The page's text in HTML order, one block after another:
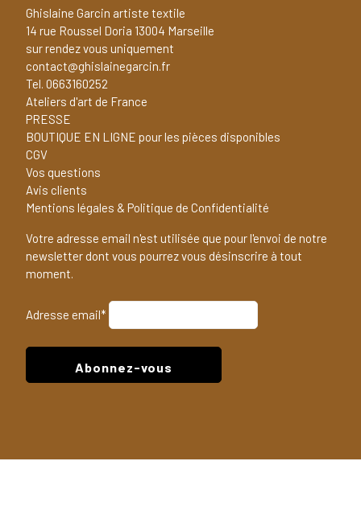
Ghislaine Garcin artiste textile
14 rue Roussel Doria 13004 Marseille
sur rendez vous uniquement
contact@ghislainegarcin.fr
Tel. 0663160252
Ateliers d'art de France
PRESSE
BOUTIQUE EN LIGNE pour les pièces disponibles
CGV
Vos questions
Avis clients
Mentions légales & Politique de Confidentialité
Votre adresse email n'est utilisée que pour l'envoi de notre
newsletter dont vous pourrez vous désinscrire à tout
moment.
Adresse email*